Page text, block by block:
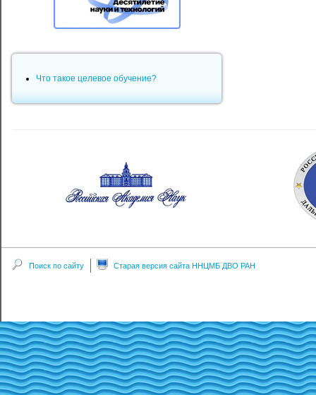
Что такое целевое обучение?
Поиск по сайту Старая версия сайта ННЦМБ ДВО РАН